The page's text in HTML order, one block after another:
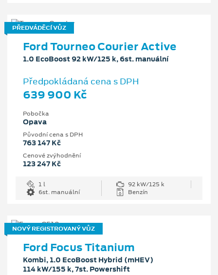
PŘEDVÁDĚCÍ VŮZ
Ford Tourneo Courier Active
1.0 EcoBoost 92 kW/125 k, 6st. manuální
Předpokládaná cena s DPH
639 900 Kč
Pobočka
Opava
Původní cena s DPH
763 147 Kč
Cenové zvýhodnění
123 247 Kč
1 l
92 kW/125 k
6st. manuální
Benzín
NOVÝ REGISTROVANÝ VŮZ
Ford Focus Titanium
Kombi, 1.0 EcoBoost Hybrid (mHEV)
114 kW/155 k, 7st. Powershift